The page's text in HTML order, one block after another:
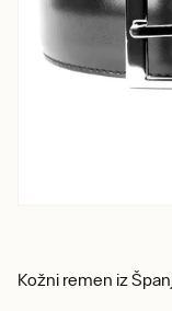
Kožni remen iz